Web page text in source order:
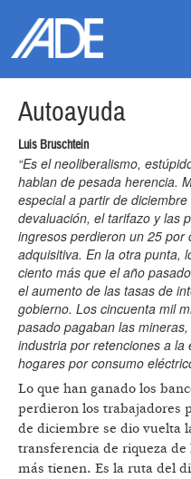
Autoayuda
Luis Bruschtein
“Es el neoliberalismo,
hablan de pesada herencia.
especial a partir de
devaluación, el tarifazo y las
ingresos perdieron un 25 por
adquisitiva. En la otra punta,
ciento más que el año
el aumento de las tasas de
gobierno. Los cincuenta mil
pasado pagaban las
industria por retenciones a
hogares por consumo
Lo que han ganado los
perdieron los trabajadores
de diciembre se dio vuelta
transferencia de riqueza
más tienen. Es la ruta del